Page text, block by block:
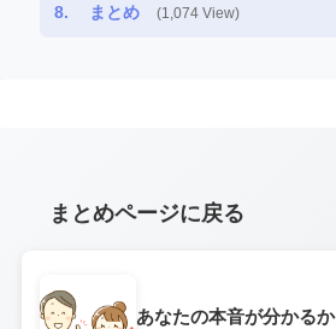
8. まとめ (1,074 View)
まとめページに戻る
あなたの本音が分かる